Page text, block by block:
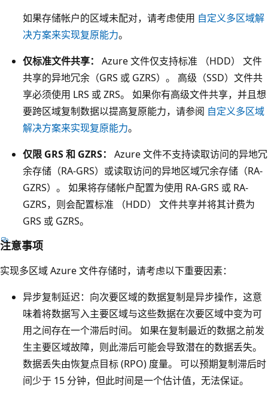
色
框
表
示
L
R
S
它
包
含
一
个
浅
色
框
，
其
中
包
含
用
性
区
域
1
、
可
性
区
域
2
和
可
用
性
域
3
的
白
色
框
如果存储帐户的区域未配对，请考虑使用 自定义多区域解
决方案来实现复原能力。
仅标准文件共享：
Azure 文件仅支持标准 （HDD） 文件
共享的异地冗余（GRS 或 GZRS）。 高级（SSD）文件共
享必须使用 LRS 或 ZRS。 如果你有高级文件共享，并且想
要跨区域复制数据以提高复原能力，请参阅 自定义多区域
解决方案来实现复原能力。
仅限 GRS 和 GZRS：
Azure 文件不支持读取访问的异地冗
余存储（RA-GRS）或读取访问的异地区域冗余存储（RA-
GZRS）。 如果将存储帐户配置为使用 RA-GRS 或 RA-
GZRS，则会配置标准 （HDD） 文件共享并将其计费为
GRS 或 GZRS。
注意事项
实现多区域 Azure 文件存储时，请考虑以下重要因素：
异步复制延迟：向次要区域的数据复制是异步操作，这意
味着将数据写入主要区域与这些数据在次要区域中变为可
用之间存在一个滞后时间。 如果在复制最近的数据之前发
生主要区域故障，则此滞后可能会导致潜在的数据丢失。
数据丢失由恢复点目标 (RPO) 度量。 可以预期复制滞后时
间少于 15 分钟，但此时间是一个估计值，无法保证。